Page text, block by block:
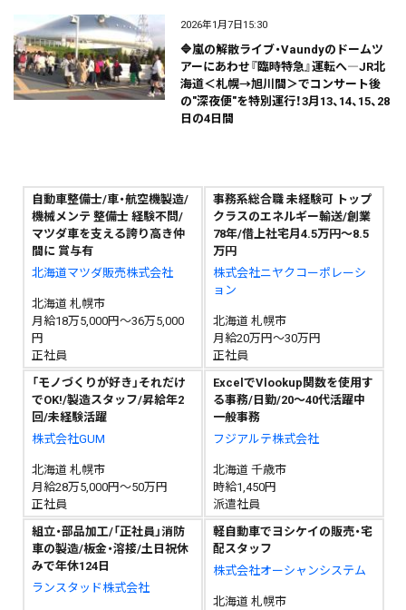
2026年1月7日15:30
🔷嵐の解散ライブ・Vaundyのドームツ
アーにあわせ『臨時特急』運転へ―JR北
海道＜札幌→旭川間＞でコンサート後
の"深夜便"を特別運行！3月13、14、15、28
日の4日間
自動車整備士/車・航空機製造/
機械メンテ 整備士 経験不問/
マツダ車を支える誇り高き仲
間に 賞与有
北海道マツダ販売株式会社
北海道 札幌市
月給18万5,000円～36万5,000
円
正社員
事務系総合職 未経験可 トップ
クラスのエネルギー輸送/創業
78年/借上社宅月4.5万円～8.5
万円
株式会社ニヤクコーポレーシ
ョン
北海道 札幌市
月給20万円～30万円
正社員
「モノづくりが好き」それだけ
でOK!/製造スタッフ/昇給年2
回/未経験活躍
株式会社GUM
北海道 札幌市
月給28万5,000円～50万円
正社員
ExcelでVlookup関数を使用す
る事務/日勤/20～40代活躍中
一般事務
フジアルテ株式会社
北海道 千歳市
時給1,450円
派遣社員
組立・部品加工/「正社員」消防
車の製造/板金・溶接/土日祝休
みで年休124日
ランスタッド株式会社
軽自動車でヨシケイの販売・宅
配スタッフ
株式会社オーシャンシステム
北海道 札幌市